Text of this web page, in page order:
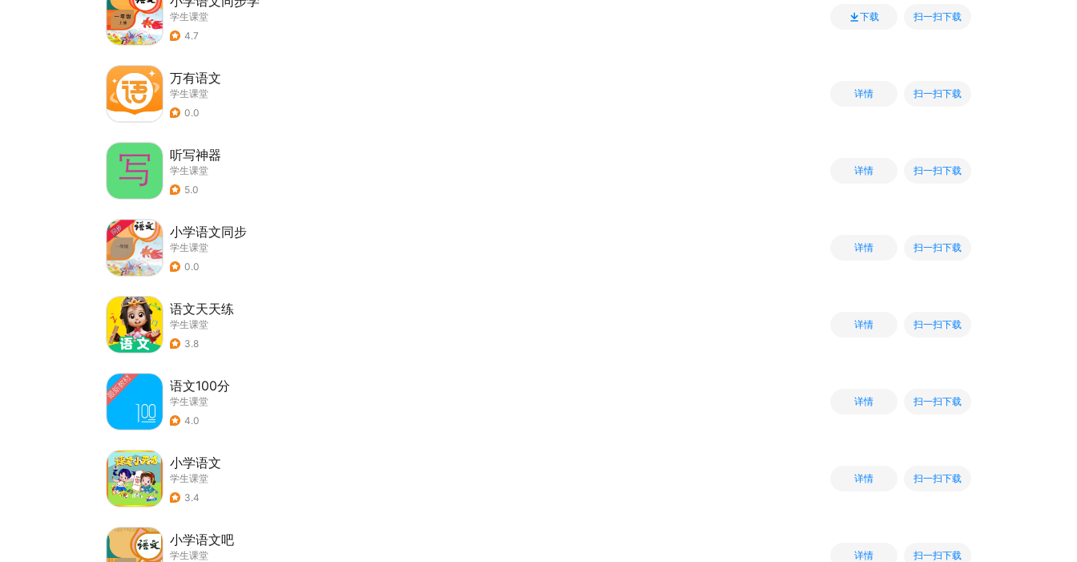
学生课堂
4.7
下载 扫一扫下载
万有语文
学生课堂
0.0
详情 扫一扫下载
听写神器
学生课堂
5.0
详情 扫一扫下载
小学语文同步
学生课堂
0.0
详情 扫一扫下载
语文天天练
学生课堂
3.8
详情 扫一扫下载
语文100分
学生课堂
4.0
详情 扫一扫下载
小学语文
学生课堂
3.4
详情 扫一扫下载
小学语文吧
学生课堂
详情 扫一扫下载